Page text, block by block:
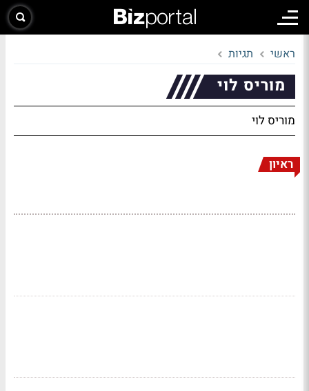
ראשי תגיות
מוריס לוי
מוריס לוי
ראיון